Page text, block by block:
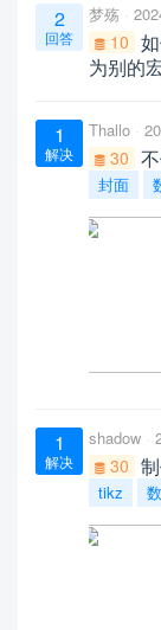
2
回答
梦殇
10
为别的
1
解决
Thallo
30
封面
1
解决
shadow
30
tikz